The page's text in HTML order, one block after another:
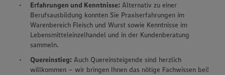
Erfahrungen und Kenntnisse: Alternativ zu einer
Berufsausbildung konnten Sie Praxiserfahrungen im
Warenbereich Fleisch und Wurst sowie Kenntnisse im
Lebensmitteleinzelhandel und in der Kundenberatung
sammeln.
Quereinstieg: Auch Quereinsteigende sind herzlich
willkommen – wir bringen Ihnen das nötige Fachwissen bei!